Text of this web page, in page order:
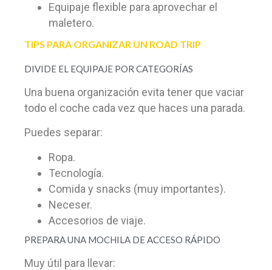
Equipaje flexible para aprovechar el
maletero.
TIPS PARA ORGANIZAR UN ROAD TRIP
DIVIDE EL EQUIPAJE POR CATEGORÍAS
Una buena organización evita tener que vaciar
todo el coche cada vez que haces una parada.
Puedes separar:
Ropa.
Tecnología.
Comida y snacks (muy importantes).
Neceser.
Accesorios de viaje.
PREPARA UNA MOCHILA DE ACCESO RÁPIDO
Muy útil para llevar: